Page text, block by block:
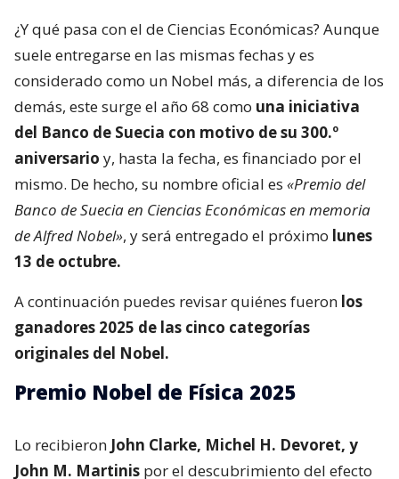
¿Y qué pasa con el de Ciencias Económicas? Aunque
suele entregarse en las mismas fechas y es
considerado como un Nobel más, a diferencia de los
demás, este surge el año 68 como una iniciativa
del Banco de Suecia con motivo de su 300.º
aniversario y, hasta la fecha, es financiado por el
mismo. De hecho, su nombre oficial es «Premio del
Banco de Suecia en Ciencias Económicas en memoria
de Alfred Nobel», y será entregado el próximo lunes
13 de octubre.
A continuación puedes revisar quiénes fueron los
ganadores 2025 de las cinco categorías
originales del Nobel.
Premio Nobel de Física 2025
Lo recibieron John Clarke, Michel H. Devoret, y
John M. Martinis por el descubrimiento del efecto